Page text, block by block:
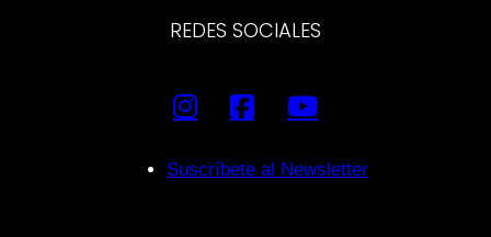
REDES SOCIALES
Suscríbete al Newsletter